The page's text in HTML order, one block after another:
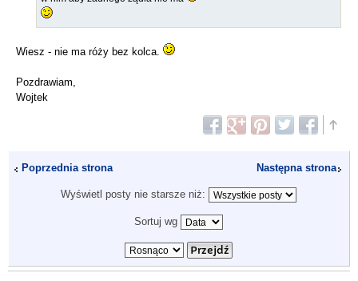
Wiesz - nie ma róży bez kolca.
Pozdrawiam,
Wojtek
Poprzednia strona Następna strona
Wyświetl posty nie starsze niż:
Sortuj wg